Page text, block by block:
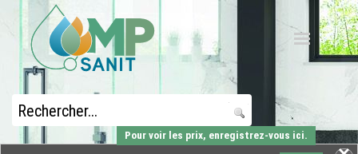
Pour voir les prix, enregistrez-vous ici.